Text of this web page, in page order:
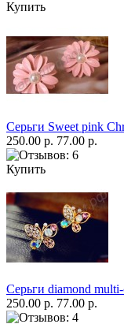
Купить
Серьги Sweet pink
250.00 р. 77.00 р.
Купить
Серьги diamond
250.00 р. 77.00 р.